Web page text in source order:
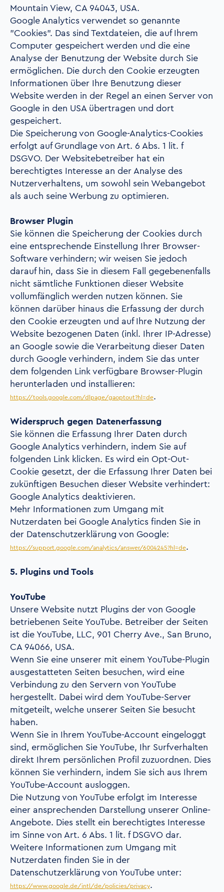
Mountain View, CA 94043, USA.
Google Analytics verwendet so genannte
"Cookies". Das sind Textdateien, die auf Ihrem
Computer gespeichert werden und die eine
Analyse der Benutzung der Website durch Sie
ermöglichen. Die durch den Cookie erzeugten
Informationen über Ihre Benutzung dieser
Website werden in der Regel an einen Server von
Google in den USA übertragen und dort
gespeichert.
Die Speicherung von Google-Analytics-Cookies
erfolgt auf Grundlage von Art. 6 Abs. 1 lit. f
DSGVO. Der Websitebetreiber hat ein
berechtigtes Interesse an der Analyse des
Nutzerverhaltens, um sowohl sein Webangebot
als auch seine Werbung zu optimieren.
Browser Plugin
Sie können die Speicherung der Cookies durch
eine entsprechende Einstellung Ihrer Browser-
Software verhindern; wir weisen Sie jedoch
darauf hin, dass Sie in diesem Fall gegebenenfalls
nicht sämtliche Funktionen dieser Website
vollumfänglich werden nutzen können. Sie
können darüber hinaus die Erfassung der durch
den Cookie erzeugten und auf Ihre Nutzung der
Website bezogenen Daten (inkl. Ihrer IP-Adresse)
an Google sowie die Verarbeitung dieser Daten
durch Google verhindern, indem Sie das unter
dem folgenden Link verfügbare Browser-Plugin
herunterladen und installieren:
https://tools.google.com/dlpage/gaoptout?hl=de.
Widerspruch gegen Datenerfassung
Sie können die Erfassung Ihrer Daten durch
Google Analytics verhindern, indem Sie auf
folgenden Link klicken. Es wird ein Opt-Out-
Cookie gesetzt, der die Erfassung Ihrer Daten bei
zukünftigen Besuchen dieser Website verhindert:
Google Analytics deaktivieren.
Mehr Informationen zum Umgang mit
Nutzerdaten bei Google Analytics finden Sie in
der Datenschutzerklärung von Google:
https://support.google.com/analytics/answer/6004245?hl=de.
5. Plugins und Tools
YouTube
Unsere Website nutzt Plugins der von Google
betriebenen Seite YouTube. Betreiber der Seiten
ist die YouTube, LLC, 901 Cherry Ave., San Bruno,
CA 94066, USA.
Wenn Sie eine unserer mit einem YouTube-Plugin
ausgestatteten Seiten besuchen, wird eine
Verbindung zu den Servern von YouTube
hergestellt. Dabei wird dem YouTube-Server
mitgeteilt, welche unserer Seiten Sie besucht
haben.
Wenn Sie in Ihrem YouTube-Account eingeloggt
sind, ermöglichen Sie YouTube, Ihr Surfverhalten
direkt Ihrem persönlichen Profil zuzuordnen. Dies
können Sie verhindern, indem Sie sich aus Ihrem
YouTube-Account ausloggen.
Die Nutzung von YouTube erfolgt im Interesse
einer ansprechenden Darstellung unserer Online-
Angebote. Dies stellt ein berechtigtes Interesse
im Sinne von Art. 6 Abs. 1 lit. f DSGVO dar.
Weitere Informationen zum Umgang mit
Nutzerdaten finden Sie in der
Datenschutzerklärung von YouTube unter:
https://www.google.de/intl/de/policies/privacy.